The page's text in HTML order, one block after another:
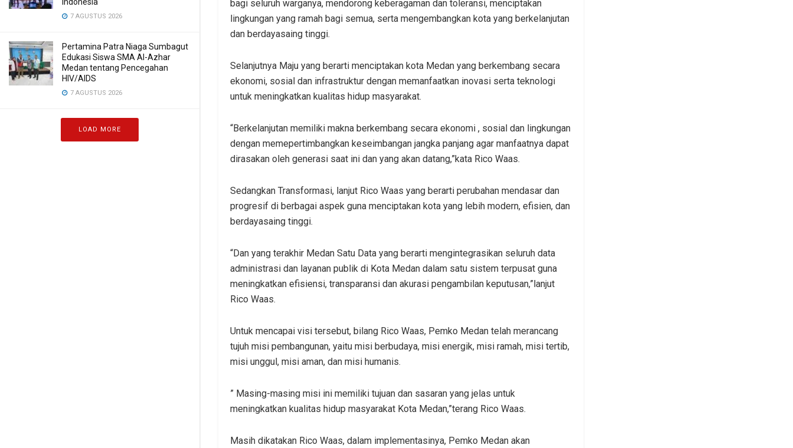
7 AGUSTUS 2026
Pertamina Patra Niaga Sumbagut
Edukasi Siswa SMA Al-Azhar
Medan tentang Pencegahan
HIV/AIDS
7 AGUSTUS 2026
LOAD MORE
bagi seluruh warganya, mendorong keberagaman dan toleransi, menciptakan
lingkungan yang ramah bagi semua, serta mengembangkan kota yang berkelanjutan
dan berdayasaing tinggi.
Selanjutnya Maju yang berarti menciptakan kota Medan yang berkembang secara
ekonomi, sosial dan infrastruktur dengan memanfaatkan inovasi serta teknologi
untuk meningkatkan kualitas hidup masyarakat.
“Berkelanjutan memiliki makna berkembang secara ekonomi , sosial dan lingkungan
dengan memepertimbangkan keseimbangan jangka panjang agar manfaatnya dapat
dirasakan oleh generasi saat ini dan yang akan datang,”kata Rico Waas.
Sedangkan Transformasi, lanjut Rico Waas yang berarti perubahan mendasar dan
progresif di berbagai aspek guna menciptakan kota yang lebih modern, efisien, dan
berdayasaing tinggi.
“Dan yang terakhir Medan Satu Data yang berarti mengintegrasikan seluruh data
administrasi dan layanan publik di Kota Medan dalam satu sistem terpusat guna
meningkatkan efisiensi, transparansi dan akurasi pengambilan keputusan,”lanjut
Rico Waas.
Untuk mencapai visi tersebut, bilang Rico Waas, Pemko Medan telah merancang
tujuh misi pembangunan, yaitu misi berbudaya, misi energik, misi ramah, misi tertib,
misi unggul, misi aman, dan misi humanis.
” Masing-masing misi ini memiliki tujuan dan sasaran yang jelas untuk
meningkatkan kualitas hidup masyarakat Kota Medan,”terang Rico Waas.
Masih dikatakan Rico Waas, dalam implementasinya, Pemko Medan akan